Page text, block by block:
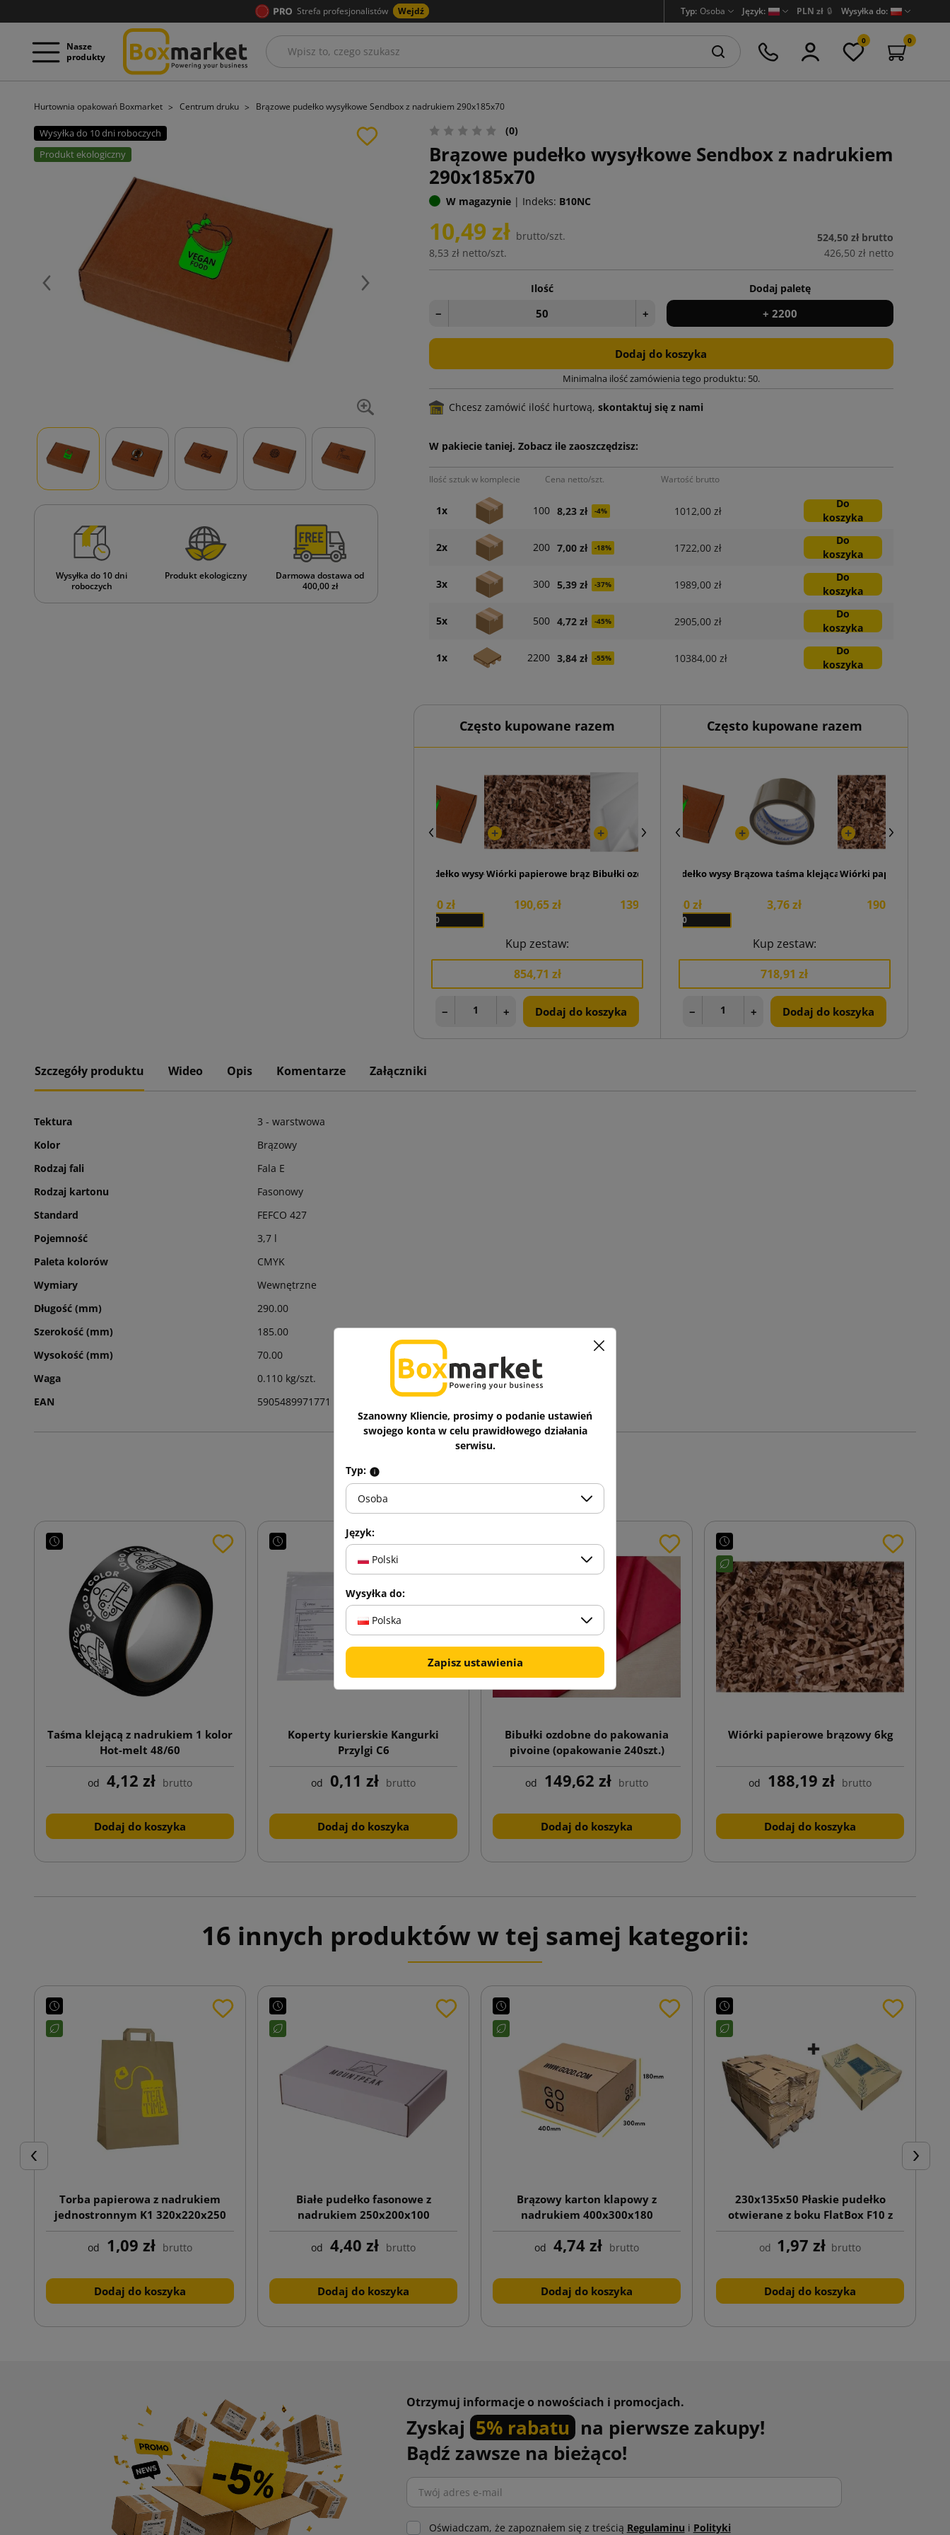
Strefa profesjonalistów Wejdź Typ: Osoba Język: PLN zł 🔒 Wysyłka do:
Nasze
produkty
0 0
Hurtownia opakowań Boxmarket Centrum druku Brązowe pudełko wysyłkowe Sendbox z nadrukiem 290x185x70
Wysyłka do 10 dni roboczych
Produkt ekologiczny
Poprzedni Następny
Wysyłka do 10 dni
roboczych
Produkt ekologiczny
Darmowa dostawa od
400,00 zł
(0)
Brązowe pudełko wysyłkowe Sendbox z nadrukiem
290x185x70
W magazynie| Indeks: B10NC
10,49 zł brutto/szt.
8,53 zł netto/szt.
524,50 zł brutto
426,50 zł netto
Ilość
− +
Dodaj paletę
+ 2200
Dodaj do koszyka
Minimalna ilość zamówienia tego produktu: 50.
Chcesz zamówić ilość hurtową, skontaktuj się z nami
W pakiecie taniej. Zobacz ile zaoszczędzisz:
Ilość sztuk w komplecie Cena netto/szt. Wartość brutto
1x 100 8,23 zł -4% 1012,00 zł
Do
koszyka
2x 200 7,00 zł -18% 1722,00 zł
Do
koszyka
3x 300 5,39 zł -37% 1989,00 zł
Do
koszyka
5x 500 4,72 zł -45% 2905,00 zł
Do
koszyka
1x 2200 3,84 zł -55% 10384,00 zł
Do
koszyka
Często kupowane razem
Brązowe pudełko wysyłkowe Sendbox z nadrukiem 290x185x70
524,50 zł
x 50
Wiórki papierowe brązowy 6kg
190,65 zł
Bibułki ozdobne do pakowania białe (opakowanie 240szt.)
139,56 zł
Kup zestaw:
854,71 zł
− + Dodaj do koszyka
Często kupowane razem
Brązowe pudełko wysyłkowe Sendbox z nadrukiem 290x185x70
524,50 zł
x 50
Brązowa taśma klejąca SMART Akryl 48/50
3,76 zł
Wiórki papierowe
190,65 zł
Kup zestaw:
718,91 zł
− + Dodaj do koszyka
Szczegóły produktu Wideo Opis Komentarze Załączniki
Tektura
3 - warstwowa
Kolor
Brązowy
Rodzaj fali
Fala E
Rodzaj kartonu
Fasonowy
Standard
FEFCO 427
Pojemność
3,7 l
Paleta kolorów
CMYK
Wymiary
Wewnętrzne
Długość (mm)
290.00
Szerokość (mm)
185.00
Wysokość (mm)
70.00
Waga
0.110 kg/szt.
EAN
5905489971771
Taśma klejącą z nadrukiem 1 kolor
Hot-melt 48/60
od 4,12 zł brutto
Dodaj do koszyka
Koperty kurierskie Kangurki
Przylgi C6
od 0,11 zł brutto
Dodaj do koszyka
Bibułki ozdobne do pakowania
pivoine (opakowanie 240szt.)
od 149,62 zł brutto
Dodaj do koszyka
Wiórki papierowe brązowy 6kg
od 188,19 zł brutto
Dodaj do koszyka
16 innych produktów w tej samej kategorii:
Poprzedni
Torba papierowa z nadrukiem
jednostronnym K1 320x220x250
od 1,09 zł brutto
Dodaj do koszyka
Białe pudełko fasonowe z
nadrukiem 250x200x100
od 4,40 zł brutto
Dodaj do koszyka
Brązowy karton klapowy z
nadrukiem 400x300x180
od 4,74 zł brutto
Dodaj do koszyka
230x135x50 Płaskie pudełko
otwierane z boku FlatBox F10 z
nadrukiem
od 1,97 zł brutto
Dodaj do koszyka
Otrzymuj informacje o nowościach i promocjach.
Zyskaj 5% rabatu na pierwsze zakupy!
Bądź zawsze na bieżąco!
Oświadczam, że zapoznałem się z treścią Regulaminu i Polityki
Szanowny Kliencie, prosimy o podanie ustawień
swojego konta w celu prawidłowego działania
serwisu.
Typ:
Osoba
Język:
Polski
Wysyłka do:
Polska
Zapisz ustawienia